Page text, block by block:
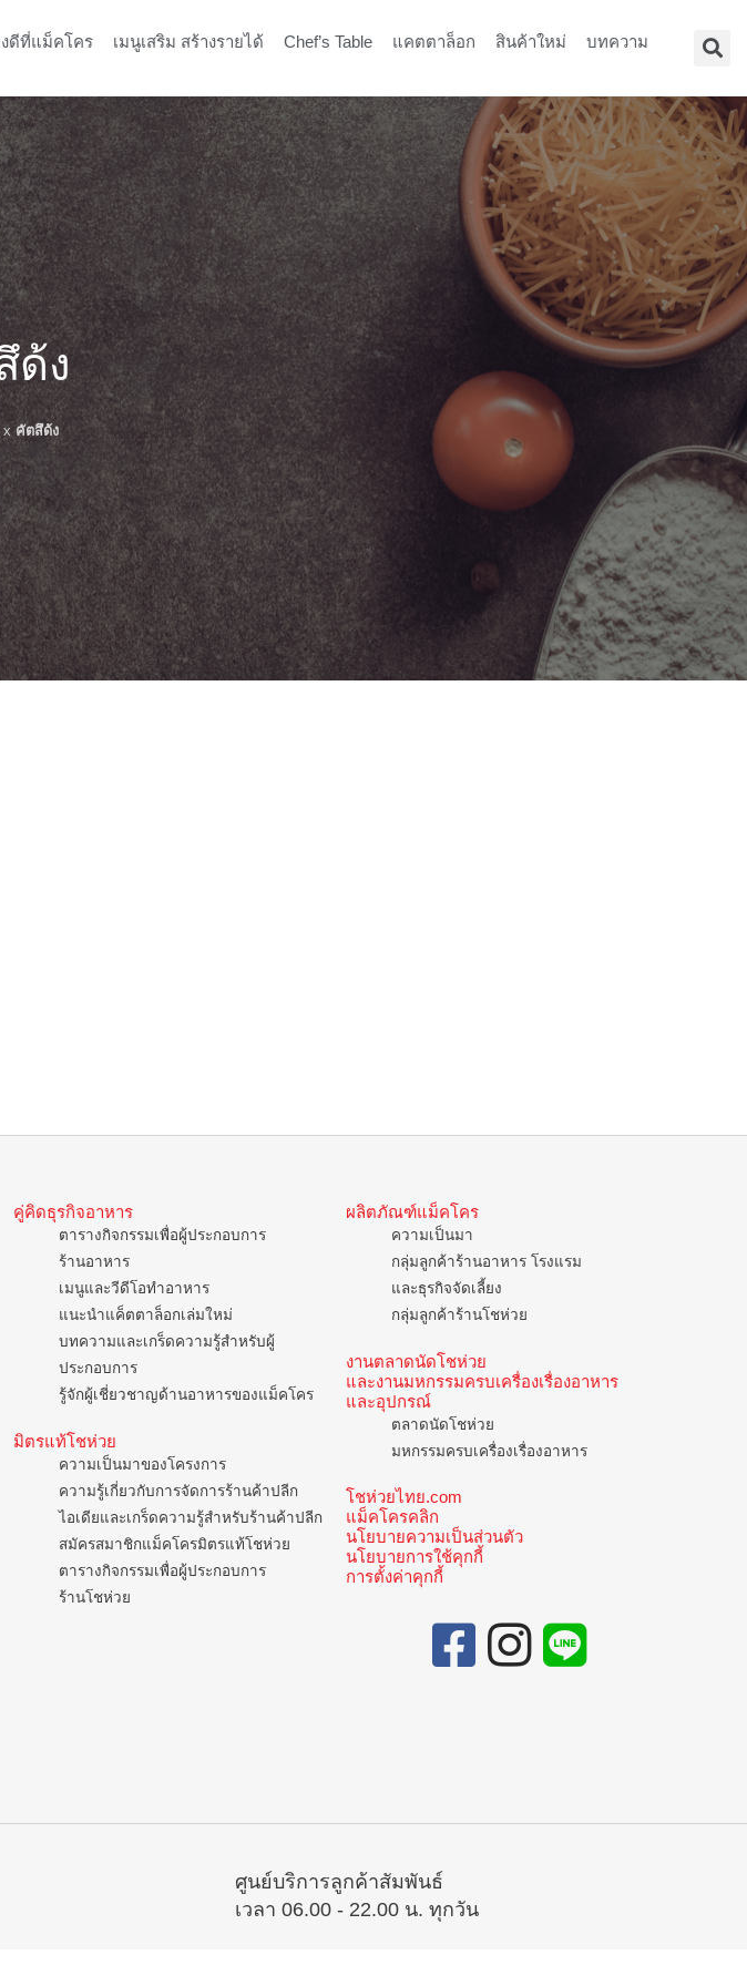
งดีที่แม็คโคร เมนูเสริม สร้างรายได้ Chef’s Table แคตตาล็อก สินค้าใหม่ บทความ
ด้ง
x คัตสึด้ง
คู่คิดธุรกิจอาหาร
ตารางกิจกรรมเพื่อผู้ประกอบการ
ร้านอาหาร
เมนูและวีดีโอทำอาหาร
แนะนำแค็ตตาล็อกเล่มใหม่
บทความและเกร็ดความรู้สำหรับผู้
ประกอบการ
รู้จักผู้เชี่ยวชาญด้านอาหารของแม็คโคร
มิตรแท้โชห่วย
ความเป็นมาของโครงการ
ความรู้เกี่ยวกับการจัดการร้านค้าปลีก
ไอเดียและเกร็ดความรู้สำหรับร้านค้าปลีก
สมัครสมาชิกแม็คโครมิตรแท้โชห่วย
ตารางกิจกรรมเพื่อผู้ประกอบการ
ร้านโชห่วย
ผลิตภัณฑ์แม็คโคร
ความเป็นมา
กลุ่มลูกค้าร้านอาหาร โรงแรม
และธุรกิจจัดเลี้ยง
กลุ่มลูกค้าร้านโชห่วย
งานตลาดนัดโชห่วย
และงานมหกรรมครบเครื่องเรื่องอาหาร
และอุปกรณ์
ตลาดนัดโชห่วย
มหกรรมครบเครื่องเรื่องอาหาร
โชห่วยไทย.com
แม็คโครคลิก
นโยบายความเป็นส่วนตัว
นโยบายการใช้คุกกี้
การตั้งค่าคุกกี้
ศูนย์บริการลูกค้าสัมพันธ์
เวลา 06.00 - 22.00 น. ทุกวัน